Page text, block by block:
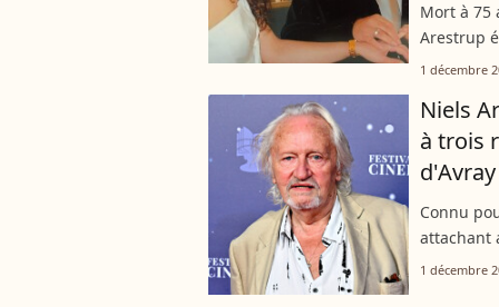
Mort à 75
Arestrup
jumeaux
1 décembre
Niels
à trois
d'Avray
Connu
attachant
carrière
1 décembre